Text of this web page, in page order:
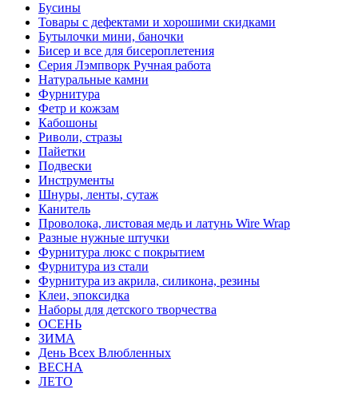
Бусины
Товары с дефектами и хорошими скидками
Бутылочки мини, баночки
Бисер и все для бисероплетения
Серия Лэмпворк Ручная работа
Натуральные камни
Фурнитура
Фетр и кожзам
Кабошоны
Риволи, стразы
Пайетки
Подвески
Инструменты
Шнуры, ленты, сутаж
Канитель
Проволока, листовая медь и латунь Wire Wrap
Разные нужные штучки
Фурнитура люкс с покрытием
Фурнитура из стали
Фурнитура из акрила, силикона, резины
Клеи, эпоксидка
Наборы для детского творчества
ОСЕНЬ
ЗИМА
День Всех Влюбленных
ВЕСНА
ЛЕТО